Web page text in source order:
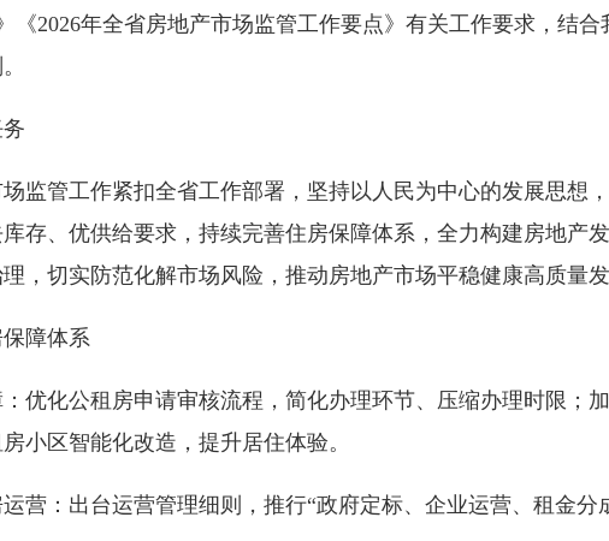
《2026年全省房地产市场监管工作要点》有关工作要求，结
管工作紧扣全省工作部署，坚持以人民为中心的发展思想，
存、优供给要求，持续完善住房保障体系，全力构建房地产
，切实防范化解市场风险，推动房地产市场平稳健康高质量发
障体系
化公租房申请审核流程，简化办理环节、压缩办理时限；加
小区智能化改造，提升居住体验。
：出台运营管理细则，推行“政府定标、企业运营、租金分